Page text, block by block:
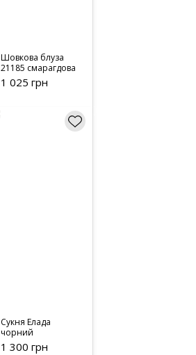
Шовкова блуза
21185 смарагдова
1 025 грн
Сукня Елада
чорний
1 300 грн